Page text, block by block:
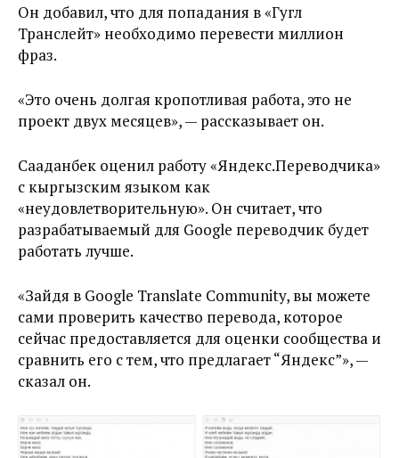
Он добавил, что для попадания в «Гугл
Транслейт» необходимо перевести миллион
фраз.
«Это очень долгая кропотливая работа, это не
проект двух месяцев», — рассказывает он.
Сааданбек оценил работу «Яндекс.Переводчика»
с кыргызским языком как
«неудовлетворительную». Он считает, что
разрабатываемый для Google переводчик будет
работать лучше.
«Зайдя в Google Translate Community, вы можете
сами проверить качество перевода, которое
сейчас предоставляется для оценки сообщества и
сравнить его с тем, что предлагает “Яндекс”», —
сказал он.